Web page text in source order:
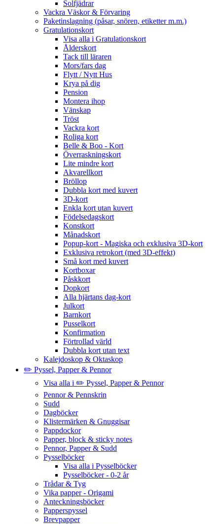
Solfjädrar
Vackra Väskor & Förvaring
Paketinslagning (påsar, snören, etiketter m.m.)
Gratulationskort
Visa alla i Gratulationskort
Ålderskort
Tack till läraren
Mors/fars dag
Flytt / Nytt Hus
Krya på dig
Pension
Montera ihop
Vänskap
Tröst
Vackra kort
Roliga kort
Belle & Boo - Kort
Överraskningskort
Lite mindre kort
Akvarellkort
Bröllop
Dubbla kort med kuvert
3D-kort
Enkla kort utan kuvert
Födelsedagskort
Konstkort
Månadskort
Popup-kort - Magiska och exklusiva 3D-kort
Exklusiva retrokort (med 3D-effekt)
Små kort med kuvert
Kortboxar
Påskkort
Dopkort
Alla hjärtans dag-kort
Julkort
Barnkort
Pusselkort
Konfirmation
Förtrollad värld
Dubbla kort utan text
Kalejdoskop & Oktaskop
✏️ Pyssel, Papper & Pennor
Visa alla i ✏️ Pyssel, Papper & Pennor
Pennor & Pennskrin
Sudd
Dagböcker
Klistermärken & Gnuggisar
Pappdockor
Papper, block & sticky notes
Pennor, Papper & Sudd
Pysselböcker
Visa alla i Pysselböcker
Pysselböcker - 0-2 år
Trådar & Tyg
Vika papper - Origami
Anteckningsböcker
Papperspyssel
Brevpapper